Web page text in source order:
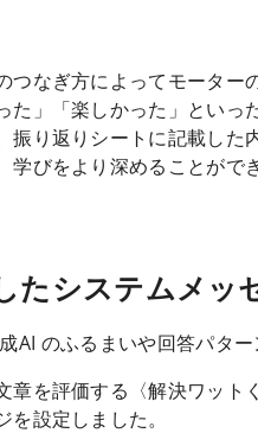
つなぎ方によってモータ
た」「楽しかった」とい
振り返りシートに記載し
びをより深めることがで
たシステムメッ
AI のふるまいや回答パター
章を評価する〈解決ワッ
設定しました。